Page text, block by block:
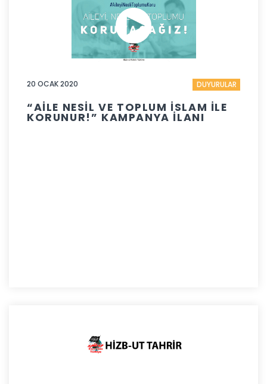
20 OCAK 2020 DUYURULAR
“AİLE NESİL VE TOPLUM İSLAM İLE
KORUNUR!” KAMPANYA İLANI